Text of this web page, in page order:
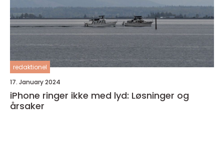
redaktionel
17. January 2024
iPhone ringer ikke med lyd: Løsninger og
årsaker